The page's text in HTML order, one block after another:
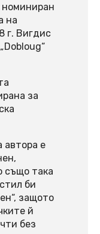
номиниран
на
г. Вигдис
за
автора е
също така
би
защото
й
без